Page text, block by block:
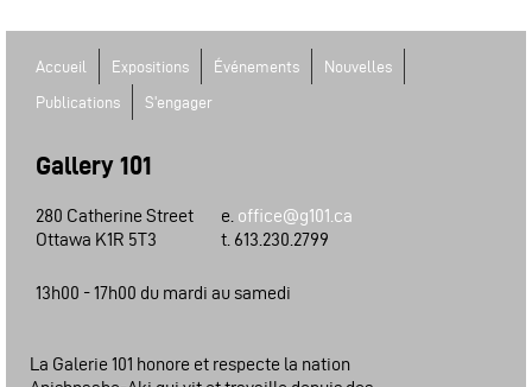
Accueil Expositions Événements
Nouvelles
Publications
S'engager
Gallery 101
280 Catherine Street
Ottawa K1R 5T3
e. office@g101.ca
t. 613.230.2799
13h00 - 17h00 du mardi au samedi
La Galerie 101 honore et respecte la nation